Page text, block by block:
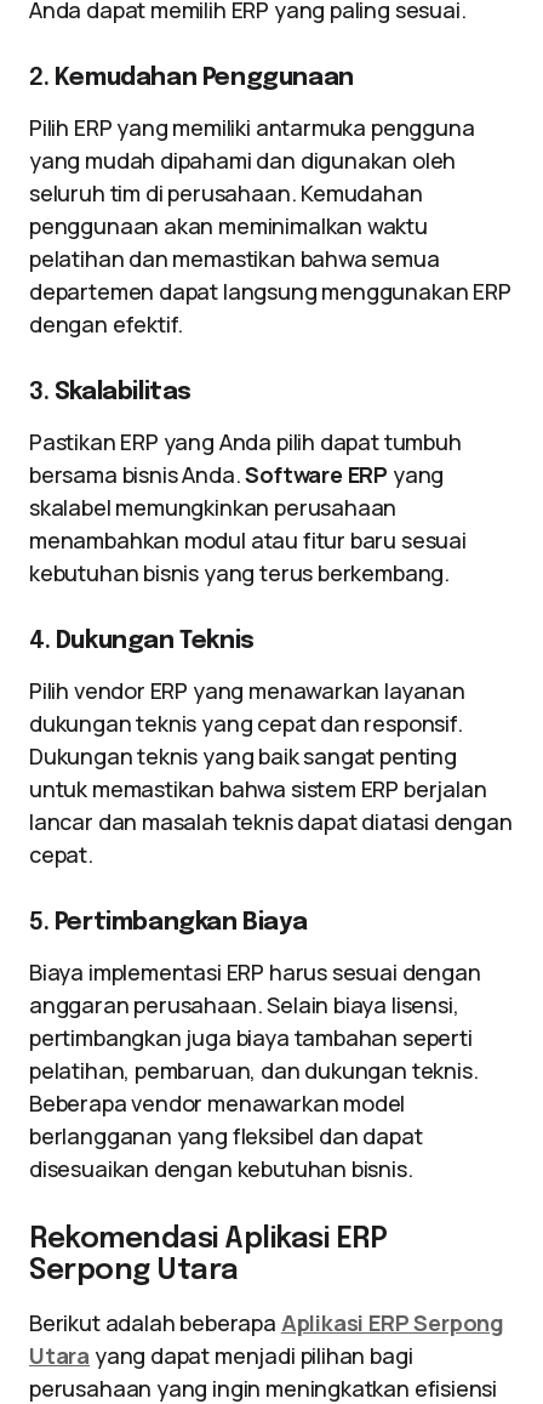
Anda dapat memilih ERP yang paling sesuai.
2. Kemudahan Penggunaan
Pilih ERP yang memiliki antarmuka pengguna
yang mudah dipahami dan digunakan oleh
seluruh tim di perusahaan. Kemudahan
penggunaan akan meminimalkan waktu
pelatihan dan memastikan bahwa semua
departemen dapat langsung menggunakan ERP
dengan efektif.
3. Skalabilitas
Pastikan ERP yang Anda pilih dapat tumbuh
bersama bisnis Anda.Software ERP yang
skalabel memungkinkan perusahaan
menambahkan modul atau fitur baru sesuai
kebutuhan bisnis yang terus berkembang.
4. Dukungan Teknis
Pilih vendor ERP yang menawarkan layanan
dukungan teknis yang cepat dan responsif.
Dukungan teknis yang baik sangat penting
untuk memastikan bahwa sistem ERP berjalan
lancar dan masalah teknis dapat diatasi dengan
cepat.
5. Pertimbangkan Biaya
Biaya implementasi ERP harus sesuai dengan
anggaran perusahaan. Selain biaya lisensi,
pertimbangkan juga biaya tambahan seperti
pelatihan, pembaruan, dan dukungan teknis.
Beberapa vendor menawarkan model
berlangganan yang fleksibel dan dapat
disesuaikan dengan kebutuhan bisnis.
Rekomendasi Aplikasi ERP
Serpong Utara
Berikut adalah beberapa Aplikasi ERP Serpong
Utara yang dapat menjadi pilihan bagi
perusahaan yang ingin meningkatkan efisiensi